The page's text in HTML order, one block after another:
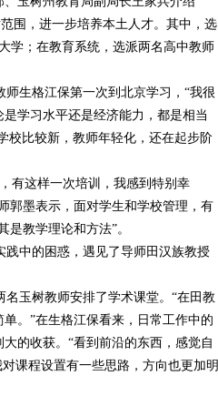
围，进一步培养本土人才。其中，选
学；在教育系统，选派两名高中教师
生格江保第一次到北京学习，“我很
学习水平还是经济能力，都是相当
校比较新，教师年轻化，还在起步阶
有这样一次培训，我感到特别幸
郭墨表示，面对学生和学校管理，有
是教学理论和方法”。
中的困惑，遇见了导师田汉族教授
玉树教师安排了学术课堂。“在田教
。”在生格江保看来，日常工作中的
的收获。“看到前沿的东西，感觉自
课程设置有一些思路，方向也更加明